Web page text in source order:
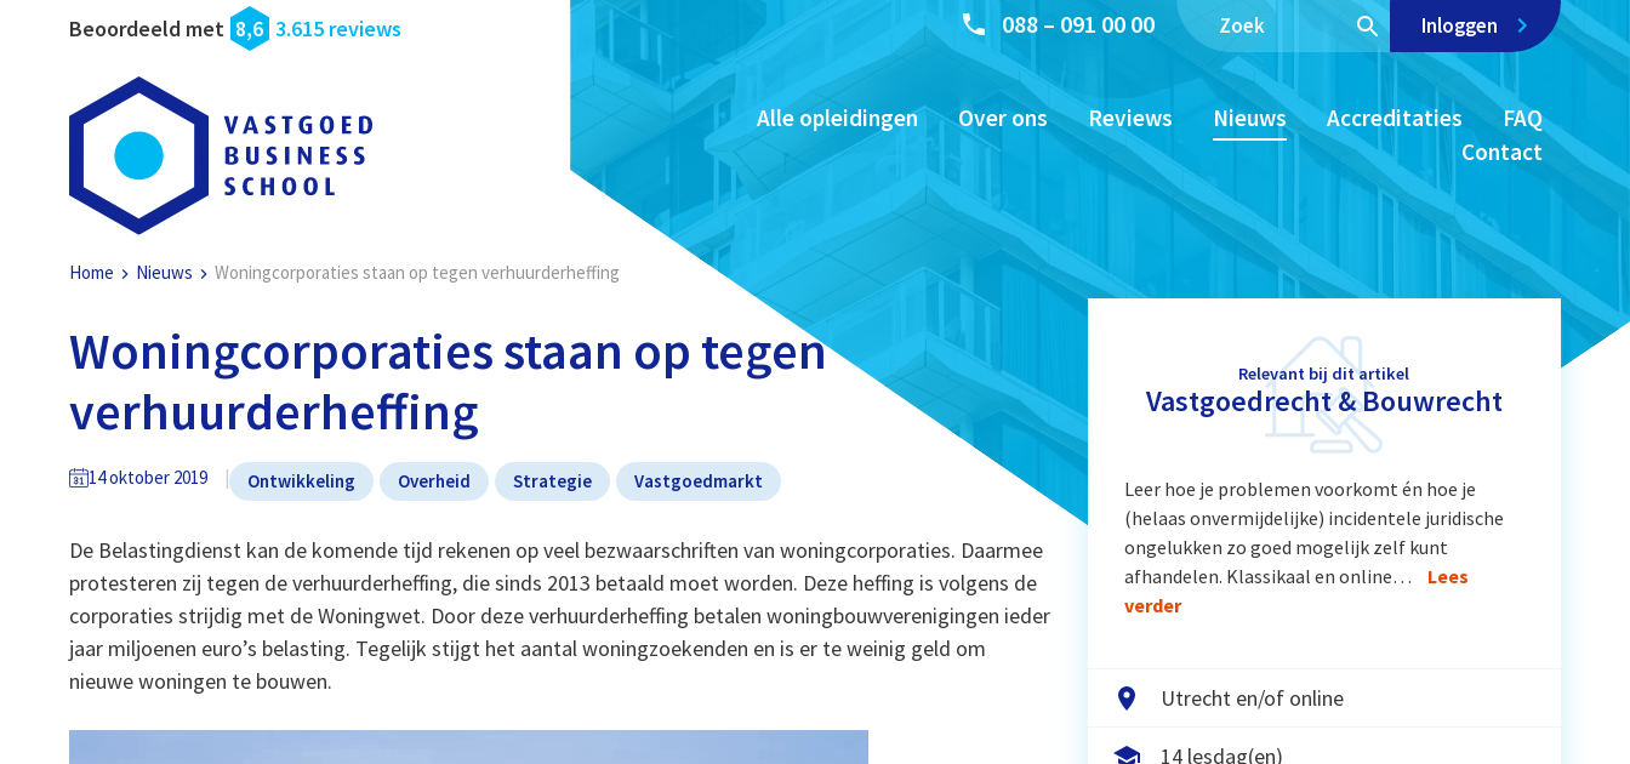
Beoordeeld met 8,6 3.615 reviews 088 – 091 00 00 Inloggen
Alle opleidingen Over ons Reviews Nieuws Accreditaties
FAQ
Contact
Home Nieuws Woningcorporaties staan op tegen verhuurderheffing
Woningcorporaties staan op tegen
verhuurderheffing
14 oktober 2019 Ontwikkeling Overheid Strategie Vastgoedmarkt
De Belastingdienst kan de komende tijd rekenen op veel bezwaarschriften van woningcorporaties. Daarmee
protesteren zij tegen de verhuurderheffing, die sinds 2013 betaald moet worden. Deze heffing is volgens de
corporaties strijdig met de Woningwet. Door deze verhuurderheffing betalen woningbouwverenigingen ieder
jaar miljoenen euro’s belasting. Tegelijk stijgt het aantal woningzoekenden en is er te weinig geld om
nieuwe woningen te bouwen.
Relevant bij dit artikel
Vastgoedrecht & Bouwrecht
Leer hoe je problemen voorkomt én hoe je
(helaas onvermijdelijke) incidentele juridische
ongelukken zo goed mogelijk zelf kunt
afhandelen. Klassikaal en online…
Lees
verder
Utrecht en/of online
14 lesdag(en)